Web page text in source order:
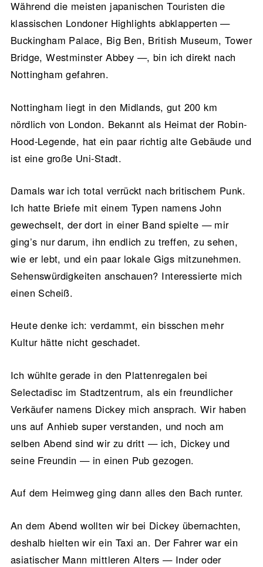
Während die meisten japanischen Touristen die
klassischen Londoner Highlights abklapperten —
Buckingham Palace, Big Ben, British Museum, Tower
Bridge, Westminster Abbey —, bin ich direkt nach
Nottingham gefahren.
Nottingham liegt in den Midlands, gut 200 km
nördlich von London. Bekannt als Heimat der Robin-
Hood-Legende, hat ein paar richtig alte Gebäude und
ist eine große Uni-Stadt.
Damals war ich total verrückt nach britischem Punk.
Ich hatte Briefe mit einem Typen namens John
gewechselt, der dort in einer Band spielte — mir
ging’s nur darum, ihn endlich zu treffen, zu sehen,
wie er lebt, und ein paar lokale Gigs mitzunehmen.
Sehenswürdigkeiten anschauen? Interessierte mich
einen Scheiß.
Heute denke ich: verdammt, ein bisschen mehr
Kultur hätte nicht geschadet.
Ich wühlte gerade in den Plattenregalen bei
Selectadisc im Stadtzentrum, als ein freundlicher
Verkäufer namens Dickey mich ansprach. Wir haben
uns auf Anhieb super verstanden, und noch am
selben Abend sind wir zu dritt — ich, Dickey und
seine Freundin — in einen Pub gezogen.
Auf dem Heimweg ging dann alles den Bach runter.
An dem Abend wollten wir bei Dickey übernachten,
deshalb hielten wir ein Taxi an. Der Fahrer war ein
asiatischer Mann mittleren Alters — Inder oder